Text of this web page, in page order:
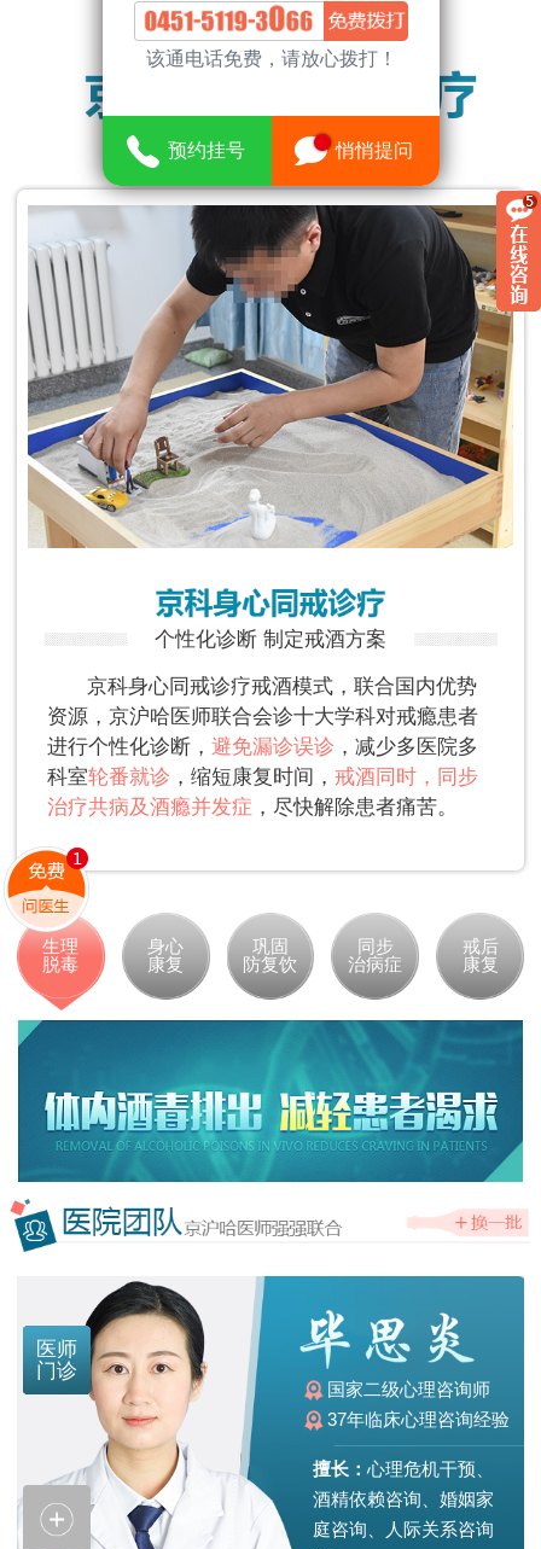
个性化诊断 制定戒酒方案
京科身心同戒诊疗戒酒模式，联合国内优势
资源，京沪哈医师联合会诊十大学科对戒瘾患者
进行个性化诊断， 避免漏诊误诊 ，减少多医院多
科室轮番就诊 ，缩短康复时间， 戒酒同时，同步
治疗共病及酒瘾并发症 ，尽快解除患者痛苦。
生理
脱毒
身心
康复
巩固
防复饮
同步
治病症
戒后
康复
医师
门诊
国家二级心理咨询师
37年临床心理咨询经验
擅长： 心理危机干预、
酒精依赖咨询、婚姻家
庭咨询、人际关系咨询
该通电话免费，请放心拨打！
预约挂号 悄悄提问